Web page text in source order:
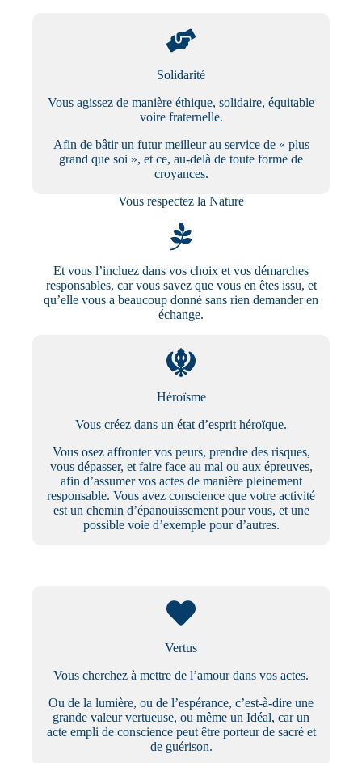
Solidarité
Vous agissez de manière éthique, solidaire, équitable
voire fraternelle.
Afin de bâtir un futur meilleur au service de « plus
grand que soi », et ce, au-delà de toute forme de
croyances.
Vous respectez la Nature
Et vous l’incluez dans vos choix et vos démarches
responsables, car vous savez que vous en êtes issu, et
qu’elle vous a beaucoup donné sans rien demander en
échange.
Héroïsme
Vous créez dans un état d’esprit héroïque.
Vous osez affronter vos peurs, prendre des risques,
vous dépasser, et faire face au mal ou aux épreuves,
afin d’assumer vos actes de manière pleinement
responsable. Vous avez conscience que votre activité
est un chemin d’épanouissement pour vous, et une
possible voie d’exemple pour d’autres.
Vertus
Vous cherchez à mettre de l’amour dans vos actes.
Ou de la lumière, ou de l’espérance, c’est-à-dire une
grande valeur vertueuse, ou même un Idéal, car un
acte empli de conscience peut être porteur de sacré et
de guérison.